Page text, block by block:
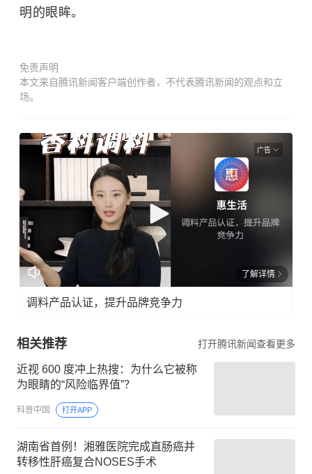
明的眼眸。
免责声明
本文来自腾讯新闻客户端创作者，不代表腾讯新闻的观点和立
场。
广告
了解详情
调料产品认证，提升品牌竞争力
相关推荐 打开腾讯新闻查看更多
近视 600 度冲上热搜：为什么它被称
为眼睛的“风险临界值”？
科普中国 打开APP
湖南省首例！湘雅医院完成直肠癌并
转移性肝癌复合NOSES手术